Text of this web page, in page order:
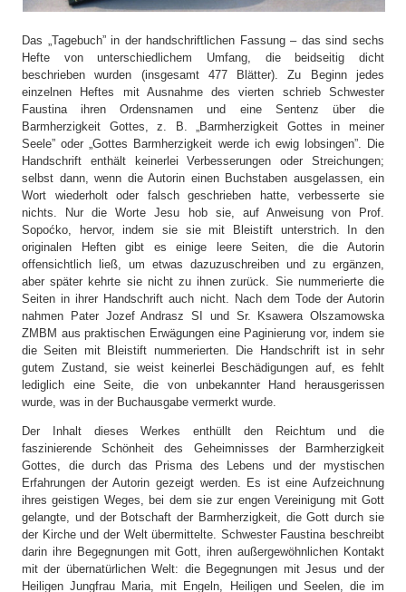
Das „Tagebuch” in der handschriftlichen Fassung – das sind sechs
Hefte von unterschiedlichem Umfang, die beidseitig dicht
beschrieben wurden (insgesamt 477 Blätter). Zu Beginn jedes
einzelnen Heftes mit Ausnahme des vierten schrieb Schwester
Faustina ihren Ordensnamen und eine Sentenz über die
Barmherzigkeit Gottes, z. B. „Barmherzigkeit Gottes in meiner
Seele” oder „Gottes Barmherzigkeit werde ich ewig lobsingen”. Die
Handschrift enthält keinerlei Verbesserungen oder Streichungen;
selbst dann, wenn die Autorin einen Buchstaben ausgelassen, ein
Wort wiederholt oder falsch geschrieben hatte, verbesserte sie
nichts. Nur die Worte Jesu hob sie, auf Anweisung von Prof.
Sopoćko, hervor, indem sie sie mit Bleistift unterstrich. In den
originalen Heften gibt es einige leere Seiten, die die Autorin
offensichtlich ließ, um etwas dazuzuschreiben und zu ergänzen,
aber später kehrte sie nicht zu ihnen zurück. Sie nummerierte die
Seiten in ihrer Handschrift auch nicht. Nach dem Tode der Autorin
nahmen Pater Jozef Andrasz SI und Sr. Ksawera Olszamowska
ZMBM aus praktischen Erwägungen eine Paginierung vor, indem sie
die Seiten mit Bleistift nummerierten. Die Handschrift ist in sehr
gutem Zustand, sie weist keinerlei Beschädigungen auf, es fehlt
lediglich eine Seite, die von unbekannter Hand herausgerissen
wurde, was in der Buchausgabe vermerkt wurde.
Der Inhalt dieses Werkes enthüllt den Reichtum und die
faszinierende Schönheit des Geheimnisses der Barmherzigkeit
Gottes, die durch das Prisma des Lebens und der mystischen
Erfahrungen der Autorin gezeigt werden. Es ist eine Aufzeichnung
ihres geistigen Weges, bei dem sie zur engen Vereinigung mit Gott
gelangte, und der Botschaft der Barmherzigkeit, die Gott durch sie
der Kirche und der Welt übermittelte. Schwester Faustina beschreibt
darin ihre Begegnungen mit Gott, ihren außergewöhnlichen Kontakt
mit der übernatürlichen Welt: die Begegnungen mit Jesus und der
Heiligen Jungfrau Maria, mit Engeln, Heiligen und Seelen, die im